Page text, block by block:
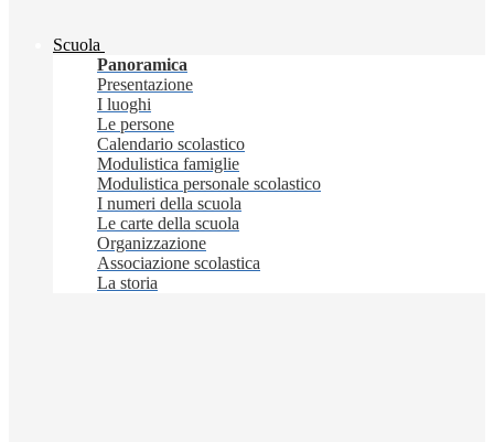
Scuola
Panoramica
Presentazione
I luoghi
Le persone
Calendario scolastico
Modulistica famiglie
Modulistica personale scolastico
I numeri della scuola
Le carte della scuola
Organizzazione
Associazione scolastica
La storia